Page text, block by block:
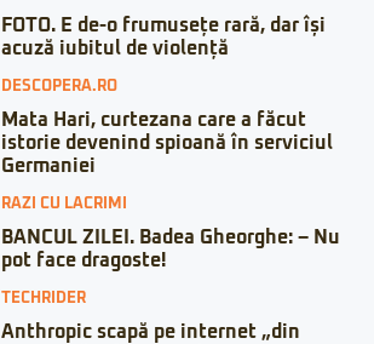
FOTO. E de-o frumusețe rară, dar își
acuză iubitul de violență
DESCOPERA.RO
Mata Hari, curtezana care a făcut
istorie devenind spioană în serviciul
Germaniei
RAZI CU LACRIMI
BANCUL ZILEI. Badea Gheorghe: – Nu
pot face dragoste!
TECHRIDER
Anthropic scapă pe internet „din